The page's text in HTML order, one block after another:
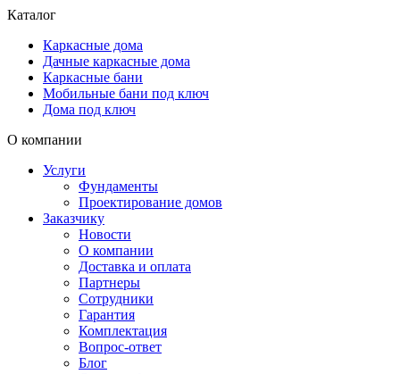
Каталог
Каркасные дома
Дачные каркасные дома
Каркасные бани
Мобильные бани под ключ
Дома под ключ
О компании
Услуги
Фундаменты
Проектирование домов
Заказчику
Новости
О компании
Доставка и оплата
Партнеры
Сотрудники
Гарантия
Комплектация
Вопрос-ответ
Блог